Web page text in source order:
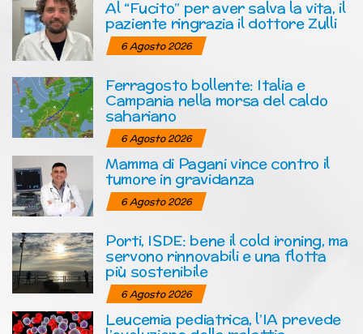
Al “Fucito” per aver salva la vita, il
paziente ringrazia il dottore Zulli
6 Agosto 2026
Ferragosto bollente: Italia e
Campania nella morsa del caldo
sahariano
6 Agosto 2026
Mamma di Pagani vince contro il
tumore in gravidanza
6 Agosto 2026
Porti, ISDE: bene il cold ironing, ma
servono rinnovabili e una flotta
più sostenibile
6 Agosto 2026
Leucemia pediatrica, l’IA prevede